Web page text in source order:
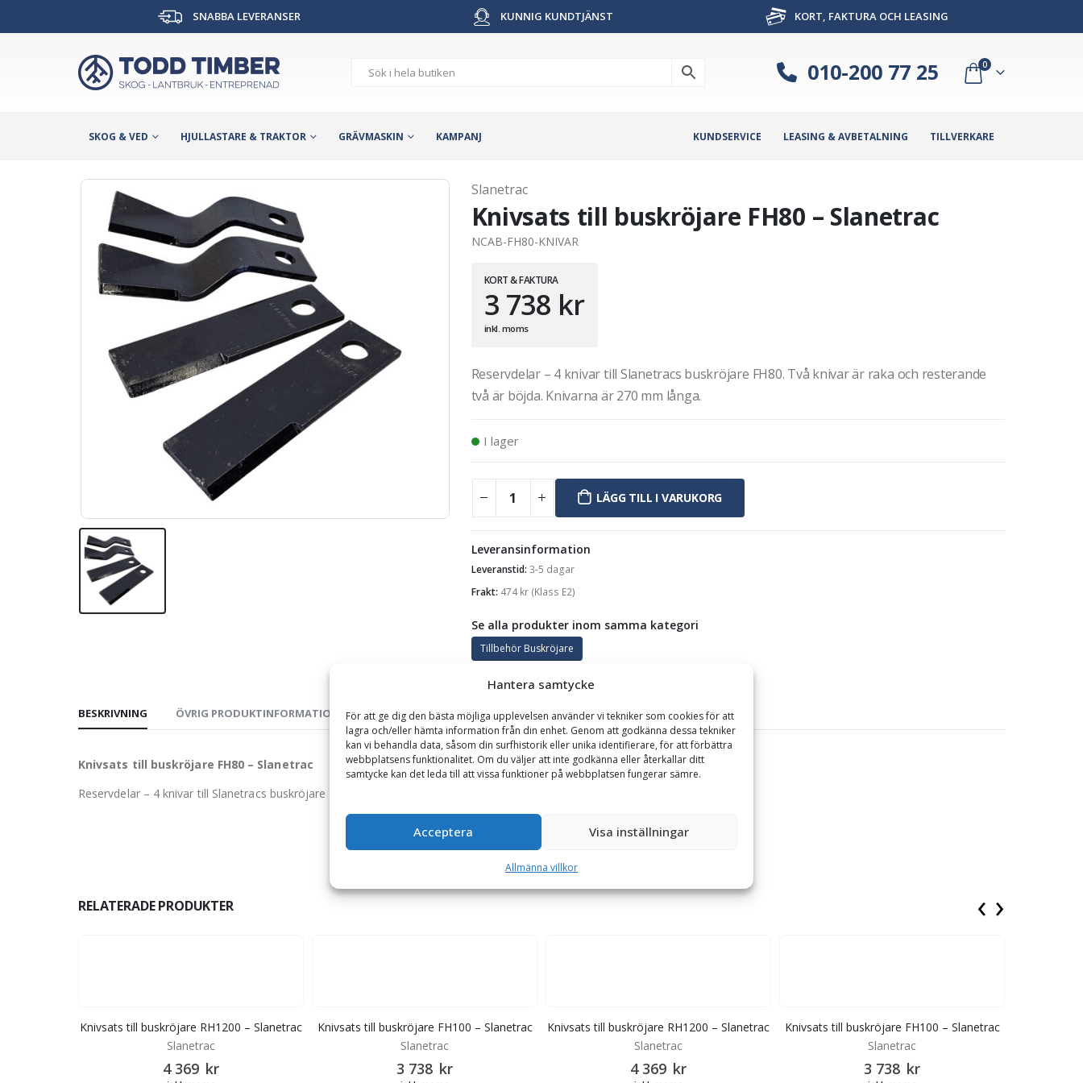
Hantera samtycke
För att ge dig den bästa möjliga upplevelsen använder vi tekniker som cookies för att
lagra och/eller hämta information från din enhet. Genom att godkänna dessa tekniker
kan vi behandla data, såsom din surfhistorik eller unika identifierare, för att förbättra
webbplatsens funktionalitet. Om du väljer att inte godkänna eller återkallar ditt
samtycke kan det leda till att vissa funktioner på webbplatsen fungerar sämre.
Acceptera Visa inställningar
Allmänna villkor
SNABBA LEVERANSER KUNNIG KUNDTJÄNST KORT, FAKTURA OCH LEASING
010-200 77 25 0
SKOG & VED HJULLASTARE & TRAKTOR GRÄVMASKIN KAMPANJ KUNDSERVICE LEASING & AVBETALNING TILLVERKARE
Slanetrac
Knivsats till buskröjare FH80 – Slanetrac
NCAB-FH80-KNIVAR
KORT & FAKTURA
3 738 kr
inkl. moms
Reservdelar – 4 knivar till Slanetracs buskröjare FH80. Två knivar är raka och resterande
två är böjda. Knivarna är 270 mm långa.
I lager
LÄGG TILL I VARUKORG
Leveransinformation
Leveranstid: 3-5 dagar
Frakt: 474kr(Klass E2)
Se alla produkter inom samma kategori
Tillbehör Buskröjare
BESKRIVNING ÖVRIG PRODUKTINFORMATION GARANTI
Knivsats till buskröjare FH80 – Slanetrac
Reservdelar – 4 knivar till Slanetracs buskröjare FH80. Två knivar är raka och resterande två är böjda. Knivarna är 270 mm långa.
RELATERADE PRODUKTER
Knivsats till buskröjare RH1200 – Slanetrac
Slanetrac
4 369 kr
Knivsats till buskröjare FH100 – Slanetrac
Slanetrac
3 738 kr
Knivsats till buskröjare RH1200 – Slanetrac
Slanetrac
4 369 kr
Knivsats till buskröjare FH100 – Slanetrac
Slanetrac
3 738 kr
‹ ›